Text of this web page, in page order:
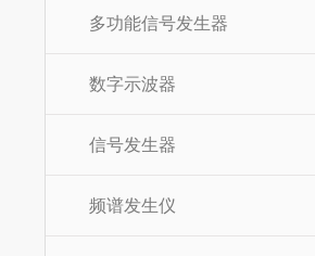
多功能信号发生器
数字示波器
信号发生器
频谱发生仪